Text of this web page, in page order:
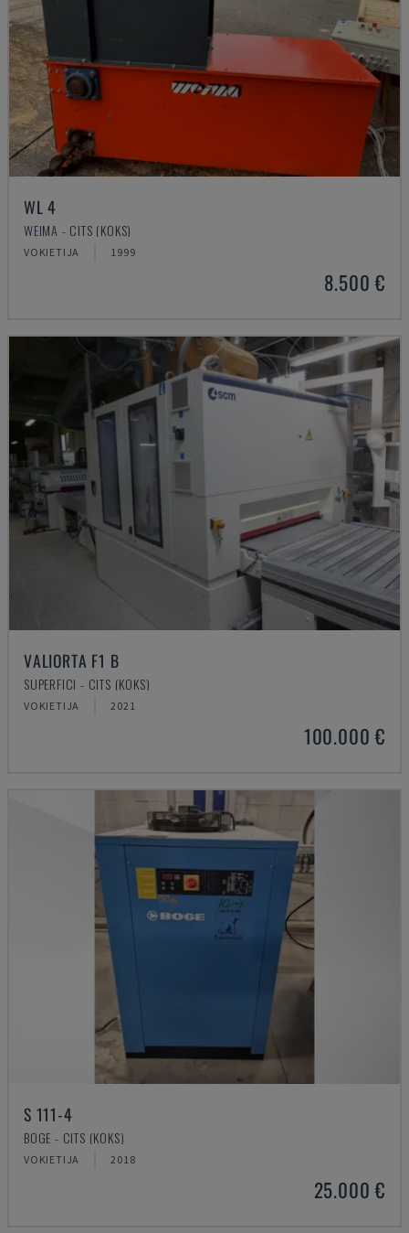
WL 4
WEIMA - CITS (KOKS)
VOKIETIJA 1999
8.500 €
VALIORTA F1 B
SUPERFICI - CITS (KOKS)
VOKIETIJA 2021
100.000 €
S 111-4
BOGE - CITS (KOKS)
VOKIETIJA 2018
25.000 €